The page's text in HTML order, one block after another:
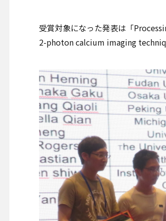
受賞対象になった発表は「
2-photon calcium imaging